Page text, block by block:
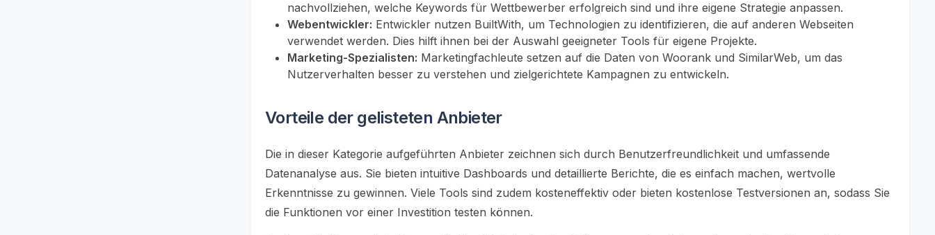
nachvollziehen, welche Keywords für Wettbewerber erfolgreich sind und ihre eigene Strategie anpassen.
Webentwickler: Entwickler nutzen BuiltWith, um Technologien zu identifizieren, die auf anderen Webseiten
verwendet werden. Dies hilft ihnen bei der Auswahl geeigneter Tools für eigene Projekte.
Marketing-Spezialisten: Marketingfachleute setzen auf die Daten von Woorank und SimilarWeb, um das
Nutzerverhalten besser zu verstehen und zielgerichtete Kampagnen zu entwickeln.
Vorteile der gelisteten Anbieter
Die in dieser Kategorie aufgeführten Anbieter zeichnen sich durch Benutzerfreundlichkeit und umfassende
Datenanalyse aus. Sie bieten intuitive Dashboards und detaillierte Berichte, die es einfach machen, wertvolle
Erkenntnisse zu gewinnen. Viele Tools sind zudem kosteneffektiv oder bieten kostenlose Testversionen an, sodass Sie
die Funktionen vor einer Investition testen können.